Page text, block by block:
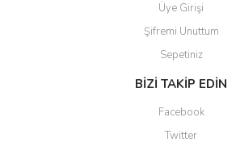
Üye Girişi
Şifremi Unuttum
Sepetiniz
BİZİ TAKİP EDİN
Facebook
Twitter